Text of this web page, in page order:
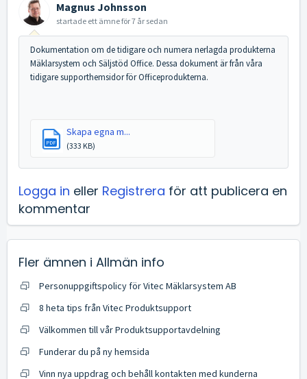
Magnus Johnsson
startade ett ämneför 7 år sedan
Dokumentation om de tidigare och numera nerlagda produkterna
Mäklarsystem och Säljstöd Office. Dessa dokument är från våra
tidigare supporthemsidor för Officeprodukterna.
PDF
Skapa egna m...
(333 KB)
Logga in eller Registrera för att publicera en
kommentar
Fler ämnen i Allmän info
Personuppgiftspolicy för Vitec Mäklarsystem AB
8 heta tips från Vitec Produktsupport
Välkommen till vår Produktsupportavdelning
Funderar du på ny hemsida
Vinn nya uppdrag och behåll kontakten med kunderna